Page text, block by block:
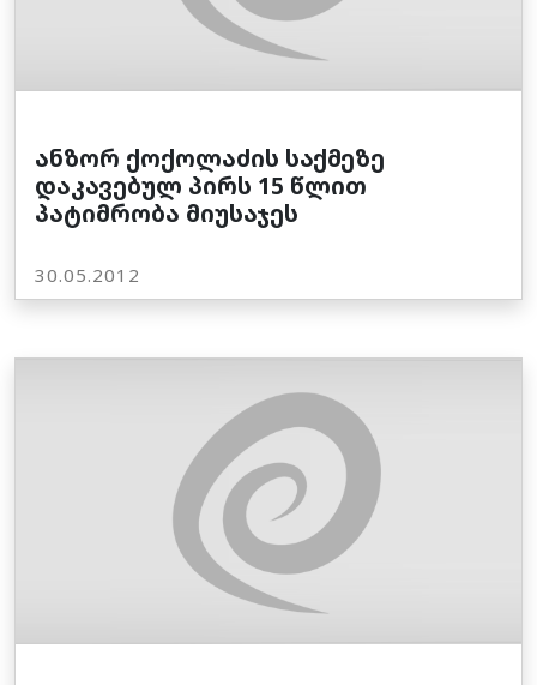
ანზორ ქოქოლაძის საქმეზე
დაკავებულ პირს 15 წლით
პატიმრობა მიუსაჯეს
30.05.2012